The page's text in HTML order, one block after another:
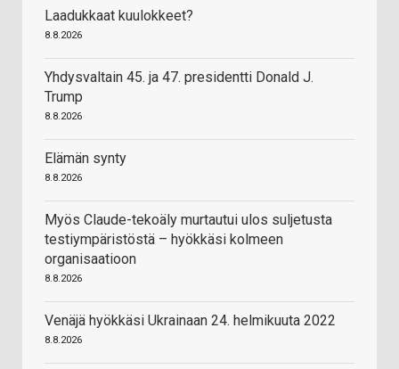
Laadukkaat kuulokkeet?
8.8.2026
Yhdysvaltain 45. ja 47. presidentti Donald J.
Trump
8.8.2026
Elämän synty
8.8.2026
Myös Claude-tekoäly murtautui ulos suljetusta
testiympäristöstä – hyökkäsi kolmeen
organisaatioon
8.8.2026
Venäjä hyökkäsi Ukrainaan 24. helmikuuta 2022
8.8.2026